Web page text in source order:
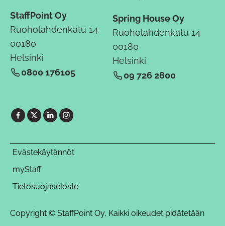
StaffPoint Oy
Ruoholahdenkatu 14
00180
Helsinki
0800 176105
Spring House Oy
Ruoholahdenkatu 14
00180
Helsinki
09 726 2800
Evästekäytännöt
myStaff
Tietosuojaseloste
Copyright © StaffPoint Oy, Kaikki oikeudet pidätetään